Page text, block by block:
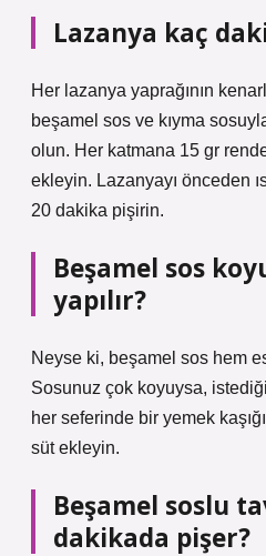
Lazanya kaç
Her lazanya yaprağının
beşamel sos ve kıyma
olun. Her katmana 15 gr
ekleyin. Lazanyayı önceden
20 dakika pişirin.
Beşamel sos
yapılır?
Neyse ki, beşamel sos hem
Sosunuz çok koyuysa,
her seferinde bir yemek
süt ekleyin.
Beşamel soslu
dakikada pişer?